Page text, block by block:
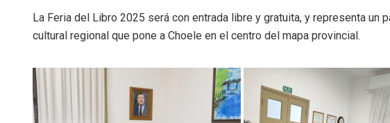
La Feria del Libro 2025 será con entrada libre y gratuita, y representa un
cultural regional que pone a Choele en el centro del mapa provincial.